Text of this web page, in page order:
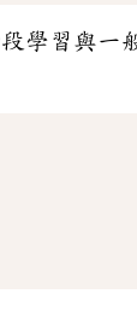
段學習與一